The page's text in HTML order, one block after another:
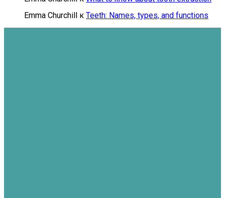
Emma Churchill к Teeth: Names, types, and functions